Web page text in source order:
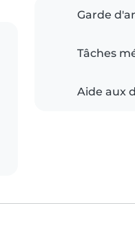
Garde
Tâches
Aide aux